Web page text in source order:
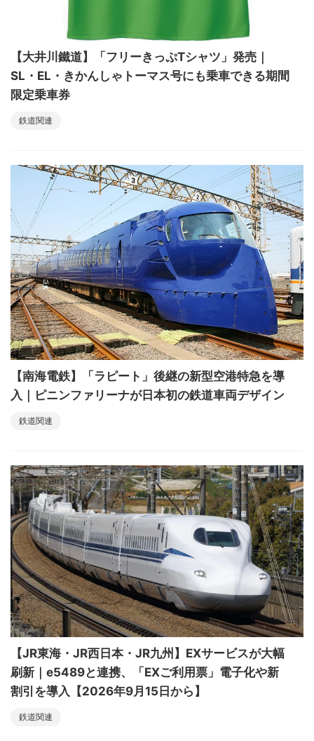
【大井川鐵道】「フリーきっぷTシャツ」発売｜
SL・EL・きかんしゃトーマス号にも乗車できる期間
限定乗車券
鉄道関連
【南海電鉄】「ラピート」後継の新型空港特急を導
入｜ピニンファリーナが日本初の鉄道車両デザイン
鉄道関連
【JR東海・JR西日本・JR九州】EXサービスが大幅
刷新｜e5489と連携、「EXご利用票」電子化や新
割引を導入【2026年9月15日から】
鉄道関連